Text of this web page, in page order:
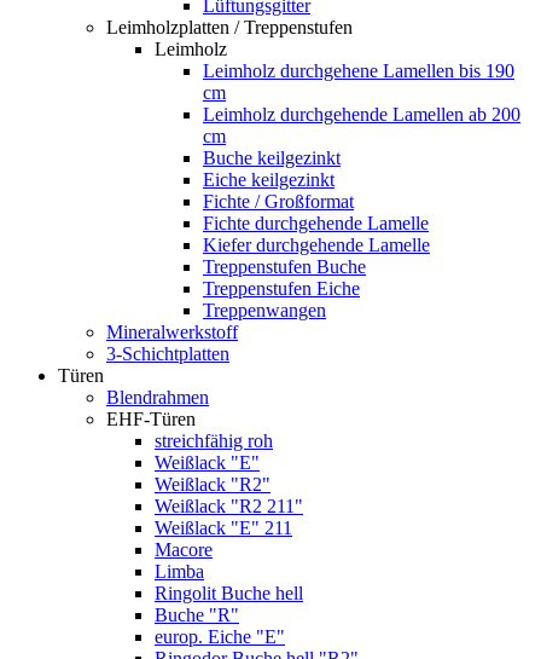
Lüftungsgitter
Leimholzplatten / Treppenstufen
Leimholz
Leimholz durchgehene Lamellen bis 190
cm
Leimholz durchgehende Lamellen ab 200
cm
Buche keilgezinkt
Eiche keilgezinkt
Fichte / Großformat
Fichte durchgehende Lamelle
Kiefer durchgehende Lamelle
Treppenstufen Buche
Treppenstufen Eiche
Treppenwangen
Mineralwerkstoff
3-Schichtplatten
Türen
Blendrahmen
EHF-Türen
streichfähig roh
Weißlack "E"
Weißlack "R2"
Weißlack "R2 211"
Weißlack "E" 211
Macore
Limba
Ringolit Buche hell
Buche "R"
europ. Eiche "E"